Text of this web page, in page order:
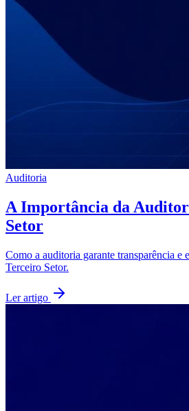
Auditoria
A Importância da
Setor
Como a auditoria garante transparência e
Terceiro Setor.
Ler artigo